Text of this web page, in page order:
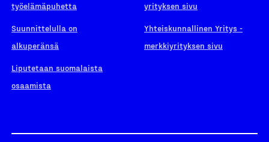
työelämäpuhetta
Suunnittelulla on
alkuperänsä
Liputetaan suomalaista
osaamista
yrityksen sivu
Yhteiskunnallinen Yritys -
merkkiyrityksen sivu